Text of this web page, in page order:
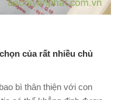
của rất nhiều chủ
bì thân thiện với con